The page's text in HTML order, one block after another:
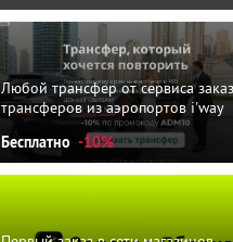
Любой трансфер от сервиса
трансферов из аэропортов i'way
Бесплатно -10%